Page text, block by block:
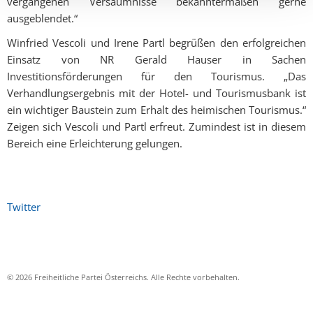
ausgeblendet.“
Winfried Vescoli und Irene Partl begrüßen den erfolgreichen
Einsatz von NR Gerald Hauser in Sachen
Investitionsförderungen für den Tourismus. „Das
Verhandlungsergebnis mit der Hotel- und Tourismusbank ist
ein wichtiger Baustein zum Erhalt des heimischen Tourismus.“
Zeigen sich Vescoli und Partl erfreut. Zumindest ist in diesem
Bereich eine Erleichterung gelungen.
Twitter
© 2026 Freiheitliche Partei Österreichs. Alle Rechte vorbehalten.